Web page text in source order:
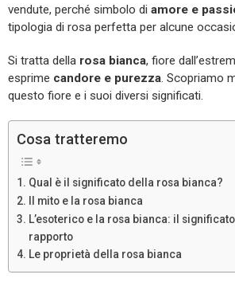
vendute, perché simbolo di amore e
tipologia di rosa perfetta per alcune
Si tratta della rosa bianca, fiore
esprime candore e purezza. Scopriamo
questo fiore e i suoi diversi significati.
Cosa tratteremo
Qual è il significato della rosa bianca?
Il mito e la rosa bianca
L’esoterico e la rosa bianca: il
rapporto
Le proprietà della rosa bianca